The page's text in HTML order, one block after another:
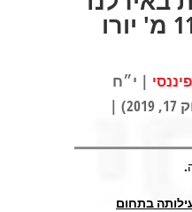
ומנהלת כ- 115 מ' יורו
| י״ח
|
בתחום